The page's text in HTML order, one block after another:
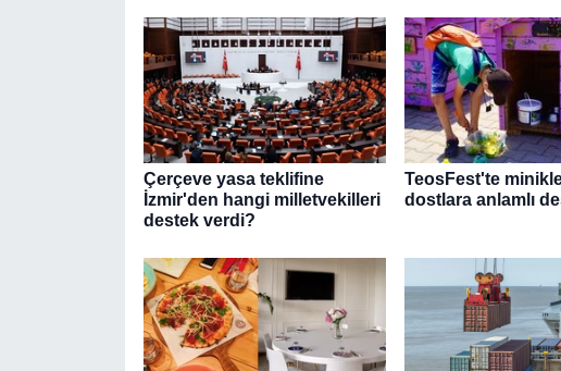
Çerçeve yasa teklifine
İzmir'den hangi milletvekilleri
destek verdi?
TeosFest'te
dostlara anlamlı